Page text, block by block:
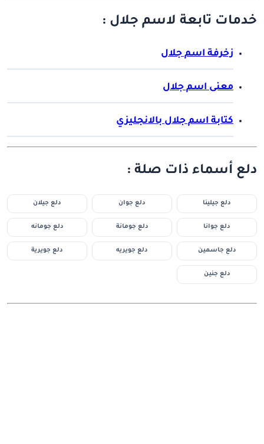
خدمات تابعة لاسم جلال :
زخرفة اسم جلال
معنى اسم جلال
كتابة اسم جلال بالانجليزي
دلع أسماء ذات صلة :
دلع جيلينا دلع جوان دلع جيلان
دلع جوانا دلع جومانة دلع جومانه
دلع جاسمين دلع جويريه دلع جويرية
دلع جنين